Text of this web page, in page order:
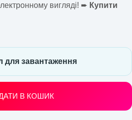
вигляді! ➨ Купити
для завантаження
В КОШИК